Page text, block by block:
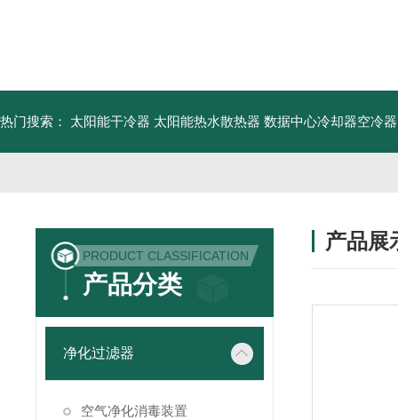
热门搜索： 太阳能干冷器 太阳能热水散热器 数据中心冷却器空冷器
PRODUCT CLASSIFICATION
产品分类
净化过滤器
空气净化消毒装置
产品展